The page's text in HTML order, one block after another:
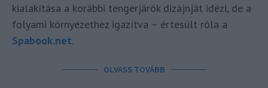
kialakítása a korábbi tengerjárók dizájnját idézi, de a
folyami környezethez igazítva – értesült róla a
Spabook.net.
OLVASS TOVÁBB